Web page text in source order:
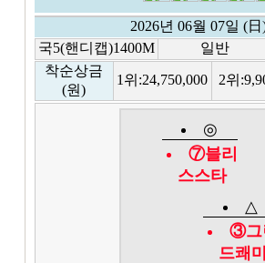
2026년 06월 07일 (
국5(핸디캡)1400M
일반
착순상금
(원)
1위:24,750,000 2위:
◎
⑦블리
스스타
△
③그
드쾌